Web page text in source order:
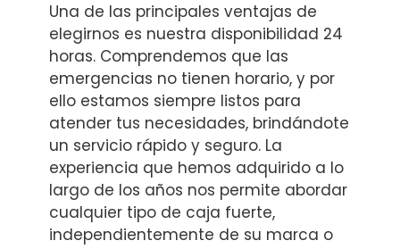
Una de las principales ventajas de
elegirnos es nuestra disponibilidad 24
horas. Comprendemos que las
emergencias no tienen horario, y por
ello estamos siempre listos para
atender tus necesidades, brindándote
un servicio rápido y seguro. La
experiencia que hemos adquirido a lo
largo de los años nos permite abordar
cualquier tipo de caja fuerte,
independientemente de su marca o